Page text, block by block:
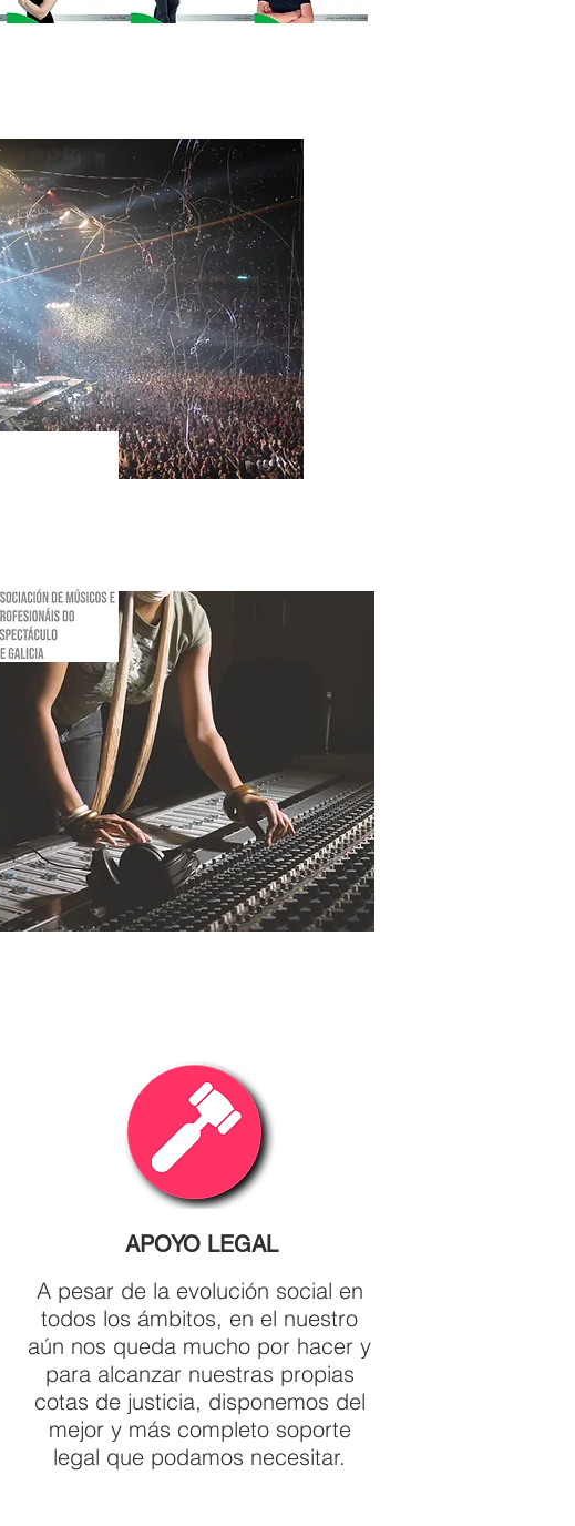
APOYO LEGAL
A pesar de la evolución social en
todos los ámbitos, en el nuestro
aún nos queda mucho por hacer y
para alcanzar nuestras propias
cotas de justicia, disponemos del
mejor y más completo soporte
legal que podamos necesitar.